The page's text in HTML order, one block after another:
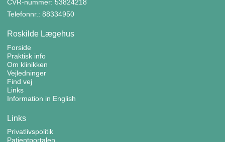
CVR-nummer: 53824218
Telefonnr.: 88334950
Roskilde Lægehus
Forside
Praktisk info
Om klinikken
Vejledninger
Find vej
Links
Information in English
Links
Privatlivspolitik
Patientportalen